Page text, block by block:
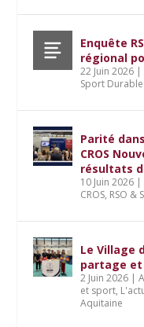
Enquête
régional
22 Juin 2026 |
Sport Durable
Parité
CROS
résultats
10 Juin 2026 |
CROS, RSO &
Le Village
partage et
2 Juin 2026 |
et sport,
Aquitaine